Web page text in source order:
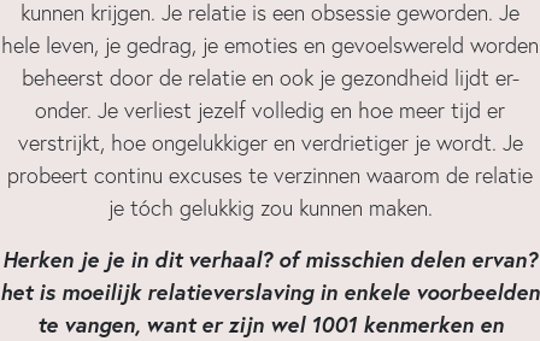
kunnen krijgen. Je relatie is een obsessie geworden. Je
hele leven, je gedrag, je emoties en gevoelswereld worden
beheerst door de relatie en ook je gezondheid lijdt er-
onder. Je verliest jezelf volledig en hoe meer tijd er
verstrijkt, hoe ongelukkiger en verdrietiger je wordt. Je
probeert continu excuses te verzinnen waarom de relatie
je tóch gelukkig zou kunnen maken.
Herken je je in dit verhaal? of misschien delen ervan?
het is moeilijk relatieverslaving in enkele voorbeelden
te vangen, want er zijn wel 1001 kenmerken en